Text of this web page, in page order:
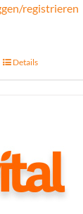
registrieren
Details